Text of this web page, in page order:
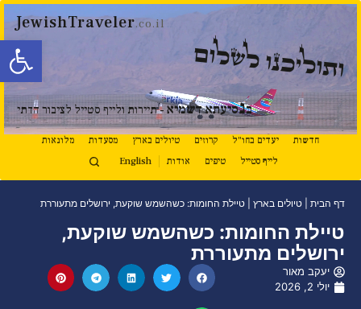
פתח
JewishTraveler.co.il
ותוליכנו לשלום
בנסיעתא דשמיא - תיירות ולייף סטייל לציבור הדתי
חדשות יעדים בחו"ל קרוזים טיולים בארץ מסעדות
מלונאות
לייף סטייל
טיפים אודות English
דף הבית טיולים בארץ טיילת החומות: כשהשמש שוקעת, ירושלים מתעוררת
טיילת החומות: כשהשמש שוקעת,
ירושלים מתעוררת
יעקב מאור
יולי 2, 2026